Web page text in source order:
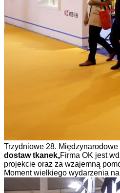
Trzydniowe 28.
dostaw tkanek„Firma OK jest
projekcie oraz za wzajemną
Moment wielkiego wydarzenia